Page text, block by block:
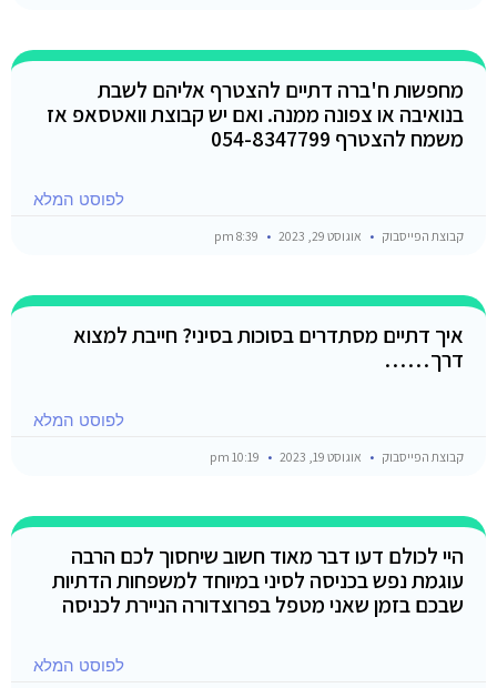
מחפשות ח'ברה דתיים להצטרף אליהם לשבת
בנואיבה או צפונה ממנה. ואם יש קבוצת וואטסאפ אז
משמח להצטרף 054-8347799
לפוסט המלא
קבוצת הפייסבוק אוגוסט 29, 2023
איך דתיים מסתדרים בסוכות בסיני? חייבת למצוא
דרך……
לפוסט המלא
קבוצת הפייסבוק אוגוסט 19, 2023
היי לכולם דעו דבר מאוד חשוב שיחסוך לכם הרבה
עוגמת נפש בכניסה לסיני במיוחד למשפחות הדתיות
שבכם בזמן שאני מטפל בפרוצדורה הניירת לכניסה
לפוסט המלא